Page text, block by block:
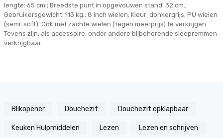
lengte: 65 cm.; Breedste punt in opgevouwen stand: 32 cm.;
Gebruikersgewicht: 113 kg.; 8 inch wielen; Kleur: donkergrijs; PU wielen
(semi-soft). Ook met zachte wielen (tegen meerprijs) te verkrijgen.
Tevens zijn, als accessoire, onder andere bijbehorende sleepremmen
verkrijgbaar.
Blikopener Douchezit Douchezit opklapbaar
Keuken Hulpmiddelen Lezen Lezen en schrijven